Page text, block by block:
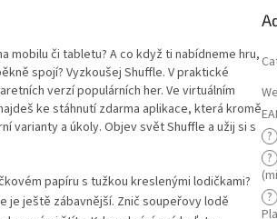
mobilu či tabletu? A co když ti nabídneme hru,
spojí? Vyzkoušej Shuffle. V praktické
verzí populárních her. Ve virtuálním
ke stáhnutí zdarma aplikace, která kromě
varianty a úkoly. Objev svět Shuffle a užij si s
papíru s tužkou kreslenými lodičkami?
je ještě zábavnější. Znič soupeřovy lodě
?
?
?